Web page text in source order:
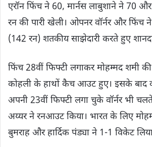
एरॉन फिंच ने 60, मार्नस लाबुशाने ने 70
रन की पारी खेली। ओपनर वॉर्नर और फिंच
(142 रन) शतकीय साझेदारी करते हुए
फिंच 28वीं फिफ्टी लगाकर मोहम्मद शमी की
कोहली के हाथों कैच आउट हुए। इसके बाद
अपनी 23वीं फिफ्टी लगा चुके वॉर्नर भी
अय्यर ने रनआउट किया। भारत के लिए
बुमराह और हार्दिक पंड्या ने 1-1 विकेट